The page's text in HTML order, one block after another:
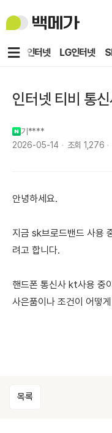
백
메
KT인터넷 LG인터넷
메
인터넷 티비 통
기****
2026-05-14
조회 1,276
안녕하세요.
지금 sk브로드밴드 사용
려고 합니다.
핸드폰 통신사 kt사용 중
사은품이나 조건이 어떻
목록